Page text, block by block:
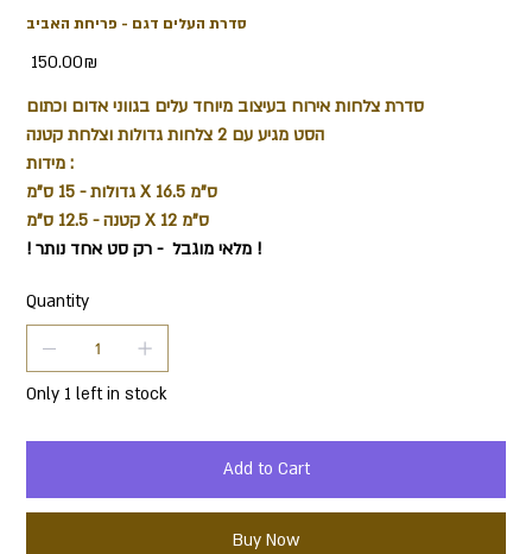
סדרת העלים דגם - פריחת האביב
Price
‏150.00 ‏₪
סדרת צלחות אירוח בעיצוב מיוחד עלים בגווני אדום וכתום
הסט מגיע עם 2 צלחות גדולות וצלחת קטנה
מידות :
גדולות - 15 ס"מ X 16.5 ס"מ
קטנה - 12.5 ס"מ X 12 ס"מ
! מלאי מוגבל - רק סט אחד נותר !
Quantity
Only 1 left in stock
Add to Cart
Buy Now